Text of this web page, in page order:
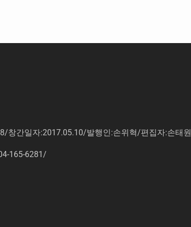
창간일자:2017.05.10/발행인:손위혁/편집자:손태원
165-6281/